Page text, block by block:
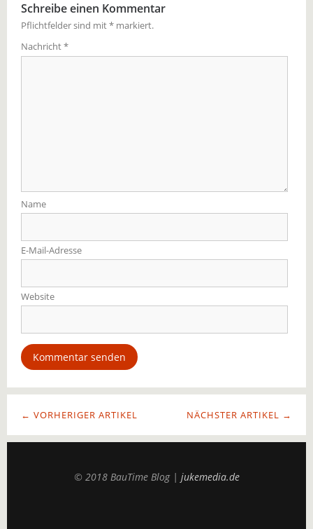
Schreibe einen Kommentar
Pflichtfelder sind mit* markiert.
Nachricht*
Name
E-Mail-Adresse
Website
NÄCHSTER ARTIKEL →
← VORHERIGER ARTIKEL
© 2018 BauTime Blog | jukemedia.de